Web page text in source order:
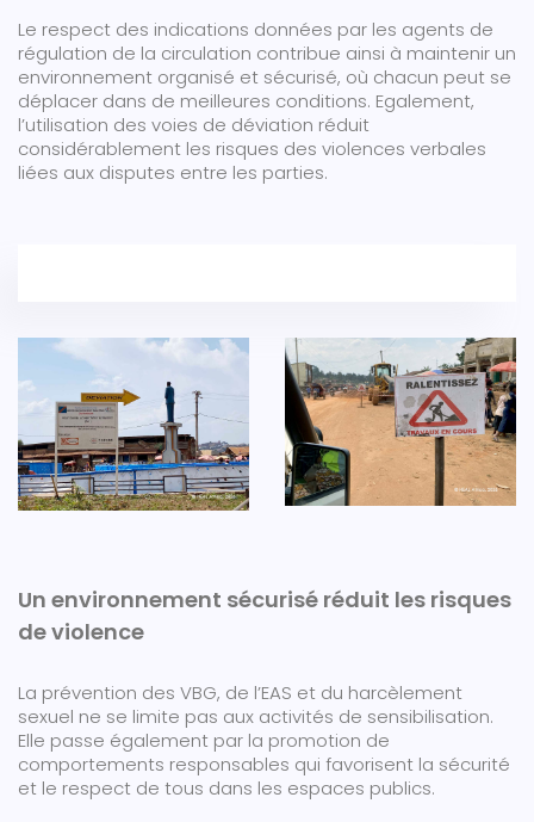
Le respect des indications données par les agents de
régulation de la circulation contribue ainsi à maintenir un
environnement organisé et sécurisé, où chacun peut se
déplacer dans de meilleures conditions. Egalement,
l’utilisation des voies de déviation réduit
considérablement les risques des violences verbales
liées aux disputes entre les parties.
Un environnement sécurisé réduit les risques
de violence
La prévention des VBG, de l’EAS et du harcèlement
sexuel ne se limite pas aux activités de sensibilisation.
Elle passe également par la promotion de
comportements responsables qui favorisent la sécurité
et le respect de tous dans les espaces publics.